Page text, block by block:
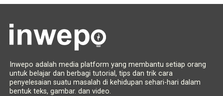
Inwepo adalah media platform yang membantu setiap orang
untuk belajar dan berbagi tutorial, tips dan trik cara
penyelesaian suatu masalah di kehidupan sehari-hari dalam
bentuk teks, gambar. dan video.